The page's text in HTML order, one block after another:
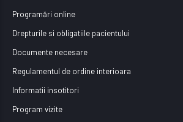
Programări online
Drepturile si obligatiile pacientului
Documente necesare
Regulamentul de ordine interioara
Informatii insotitori
Program vizite